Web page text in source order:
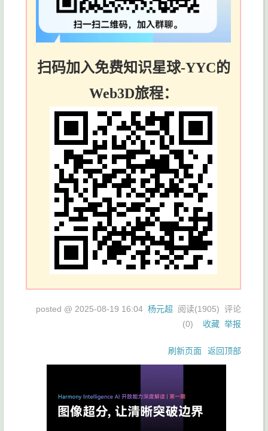
扫码加入免费知识星球-YYC的
Web3D旅程：
posted @ 2025-08-19 16:04 杨元超 阅读(1905) 评论
(0) 收藏 举报
刷新页面 返回顶部